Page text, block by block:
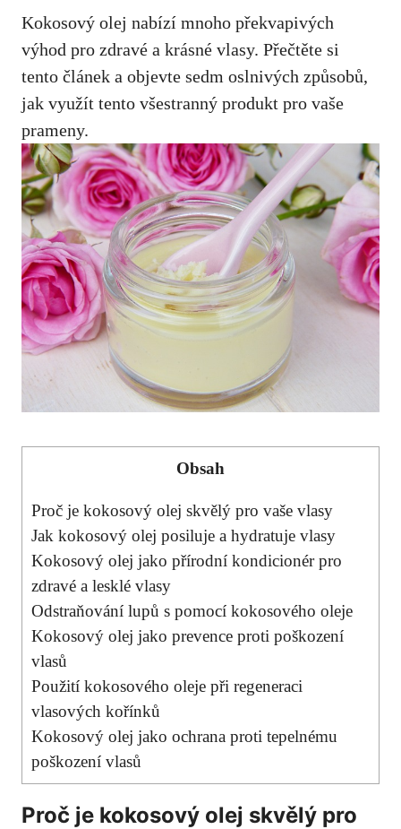
Kokosový olej nabízí mnoho překvapivých
výhod pro zdravé a krásné vlasy. Přečtěte si
tento článek a objevte sedm oslnivých způsobů,
jak využít tento všestranný produkt pro vaše
prameny.
Obsah
Proč je kokosový olej skvělý pro vaše vlasy
Jak kokosový olej posiluje a hydratuje vlasy
Kokosový olej jako přírodní kondicionér pro
zdravé a lesklé vlasy
Odstraňování lupů s pomocí kokosového oleje
Kokosový olej jako prevence proti poškození
vlasů
Použití kokosového oleje při regeneraci
vlasových kořínků
Kokosový olej jako ochrana proti tepelnému
poškození vlasů
Proč je kokosový olej skvělý pro